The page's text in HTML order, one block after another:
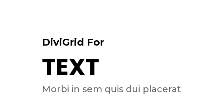
DiviGrid For
TEXT
Morbi in sem quis dui placerat